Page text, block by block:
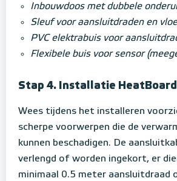
Inbouwdoos met dubbele
Sleuf voor aansluitdraden en
PVC elektrabuis voor
Flexibele buis voor sensor
Stap 4. Installatie HeatBoard
Wees tijdens het installeren
scherpe voorwerpen die de
kunnen beschadigen. De
verlengd of worden ingekort, er
minimaal 0.5 meter aansluitdraad